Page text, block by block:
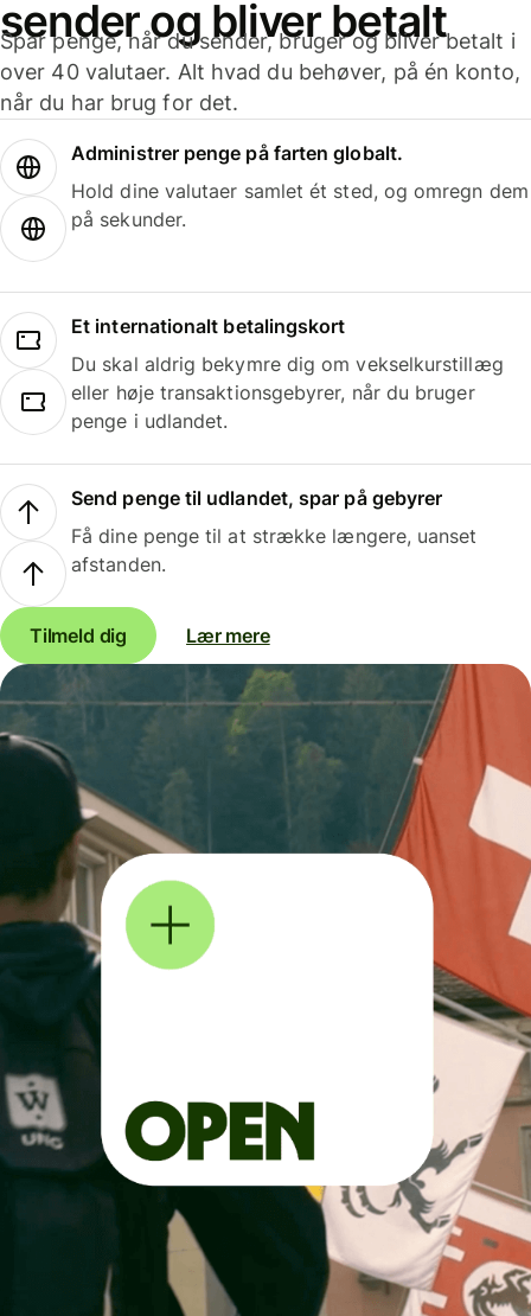
sender og bliver betalt
Spar penge, når du sender, bruger og bliver betalt i
over 40 valutaer. Alt hvad du behøver, på én konto,
når du har brug for det.
Administrer penge på farten globalt.
Hold dine valutaer samlet ét sted, og omregn dem
på sekunder.
Et internationalt betalingskort
Du skal aldrig bekymre dig om vekselkurstillæg
eller høje transaktionsgebyrer, når du bruger
penge i udlandet.
Send penge til udlandet, spar på gebyrer
Få dine penge til at strække længere, uanset
afstanden.
Tilmeld dig Lær mere